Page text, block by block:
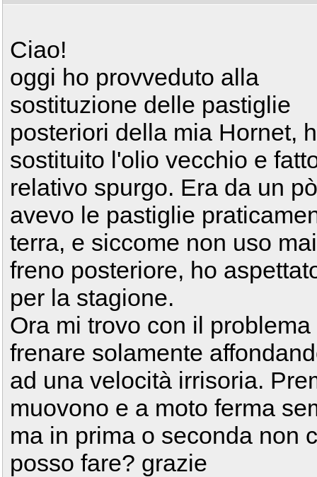
Ciao!
oggi ho provveduto alla
sostituzione delle pastiglie
posteriori della mia Hornet,
sostituito l'olio vecchio e
relativo spurgo. Era da un
avevo le pastiglie
terra, e siccome non uso
freno posteriore, ho
per la stagione.
Ora mi trovo con il
frenare solamente
ad una velocità irrisoria.
muovono e a moto ferma
ma in prima o seconda non
posso fare? grazie